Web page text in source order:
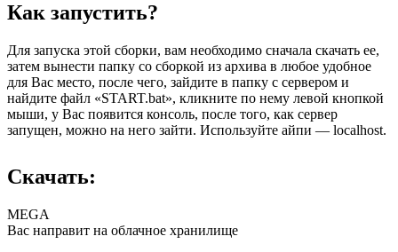
Как запустить?
Для запуска этой сборки, вам необходимо сначала скачать ее,
затем вынести папку со сборкой из архива в любое удобное
для Вас место, после чего, зайдите в папку с сервером и
найдите файл «START.bat», кликните по нему левой кнопкой
мыши, у Вас появится консоль, после того, как сервер
запущен, можно на него зайти. Используйте айпи — localhost.
Скачать:
MEGA
Вас направит на облачное хранилище